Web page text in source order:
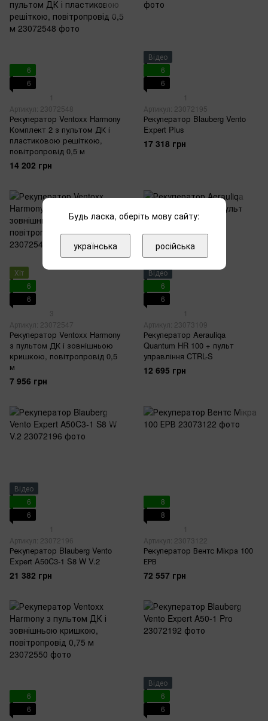
6
6
1
Артикул: 23072548
Рекуператор Ventoxx Harmony
Комплект 2 з пультом ДК і
пластиковою решіткою,
повітропровід 0,5 м
14 202 грн
Відео
6
6
1
Артикул: 23072195
Рекуператор Blauberg Vento
Expert Plus
17 318 грн
Хіт
6
6
3
Артикул: 23072547
Рекуператор Ventoxx Harmony
з пультом ДК і зовнішньою
кришкою, повітропровід 0,5
м
7 956 грн
Відео
6
6
1
Артикул: 23073109
Рекуператор Aerauliqa
Quantum HR 100 + пульт
управління CTRL-S
12 695 грн
Відео
6
6
1
Артикул: 23072196
Рекуператор Blauberg Vento
Expert A50C3-1 S8 W V.2
21 382 грн
8
8
1
Артикул: 23073122
Рекуператор Вентс Мікра 100
ЕРВ
72 557 грн
6
6
Відео
6
6
Будь ласка, оберіть мову сайту:
українська російська